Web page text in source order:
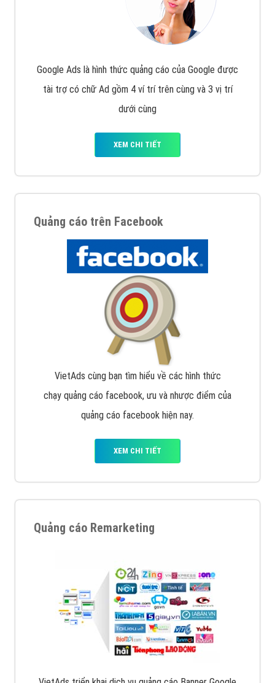
Google Ads là hình thức quảng cáo của Google được
tài trợ có chữ Ad gồm 4 ví trí trên cùng và 3 vị trí
dưới cùng
XEM CHI TIẾT
Quảng cáo trên Facebook
VietAds cùng bạn tìm hiểu về các hình thức
chạy quảng cáo facebook, ưu và nhược điểm của
quảng cáo facebook hiện nay.
XEM CHI TIẾT
Quảng cáo Remarketing